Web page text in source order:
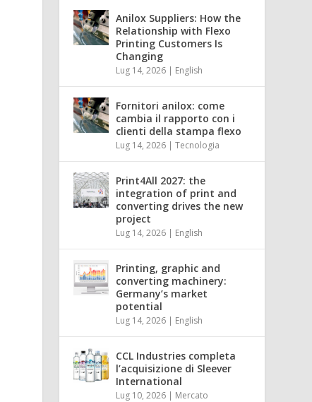
Anilox Suppliers: How the
Relationship with Flexo
Printing Customers Is
Changing
Lug 14, 2026 | English
Fornitori anilox: come
cambia il rapporto con i
clienti della stampa flexo
Lug 14, 2026 |Tecnologia
Print4All 2027: the
integration of print and
converting drives the new
project
Lug 14, 2026 | English
Printing, graphic and
converting machinery:
Germany’s market
potential
Lug 14, 2026 | English
CCL Industries completa
l’acquisizione di Sleever
International
Lug 10, 2026 | Mercato